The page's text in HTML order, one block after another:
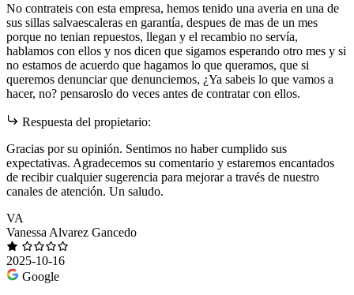
No contrateis con esta empresa, hemos tenido una averia en una de
sus sillas salvaescaleras en garantía, despues de mas de un mes
porque no tenian repuestos, llegan y el recambio no servía,
hablamos con ellos y nos dicen que sigamos esperando otro mes y si
no estamos de acuerdo que hagamos lo que queramos, que si
queremos denunciar que denunciemos, ¿Ya sabeis lo que vamos a
hacer, no? pensaroslo do veces antes de contratar con ellos.
Respuesta del propietario:
Gracias por su opinión. Sentimos no haber cumplido sus
expectativas. Agradecemos su comentario y estaremos encantados
de recibir cualquier sugerencia para mejorar a través de nuestro
canales de atención. Un saludo.
VA
Vanessa Alvarez Gancedo
2025-10-16
Google